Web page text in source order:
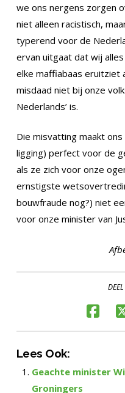
we ons nergens zorgen
niet alleen racistisch,
typerend voor de
ervan uitgaat dat wij
elke maffiabaas eruitziet
misdaad niet bij onze
Nederlands’ is.
Die misvatting maakt
ligging) perfect voor de
als ze zich voor onze
ernstigste
bouwfraude nog?) niet
voor onze minister van
Lees Ook:
Geachte minister
Groningers